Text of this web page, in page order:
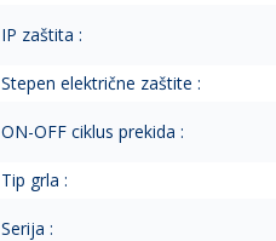
IP zaštita :
Stepen električne zaštite :
ON-OFF ciklus prekida :
Tip grla :
Serija :